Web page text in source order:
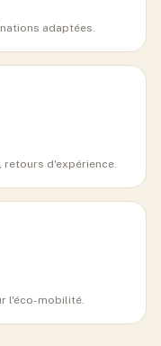
adaptées.
retours d'expérience.
l'éco-mobilité.